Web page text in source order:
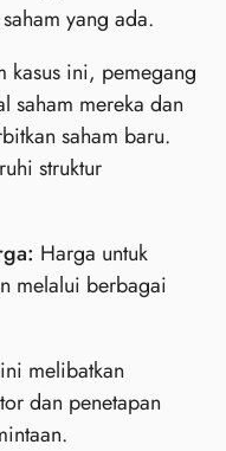
yang ada.
kasus ini, pemegang
saham mereka dan
saham baru.
struktur
Harga untuk
melalui berbagai
melibatkan
dan penetapan